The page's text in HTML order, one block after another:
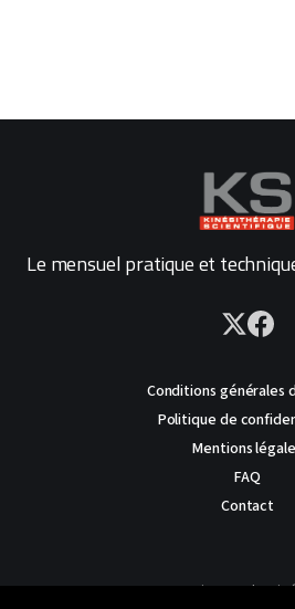
Le mensuel pratique et
Conditions générales
Politique de
Mentions
FAQ
Contact
AVERTISSEMENT : Ce site est